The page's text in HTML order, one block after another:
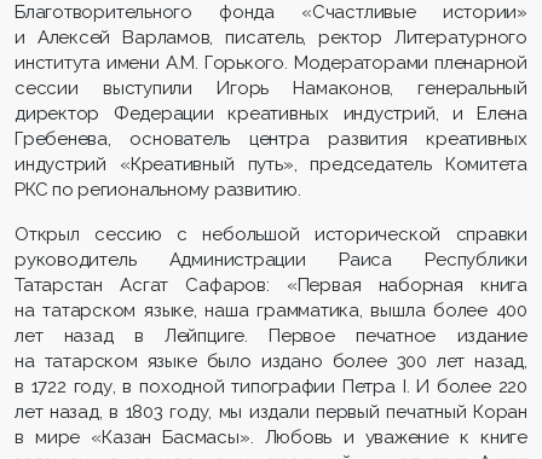
Благотворительного фонда «Счастливые истории»
и Алексей Варламов, писатель, ректор Литературного
института имени А.М. Горького. Модераторами пленарной
сессии выступили Игорь Намаконов, генеральный
директор Федерации креативных индустрий, и Елена
Гребенева, основатель центра развития креативных
индустрий «Креативный путь», председатель Комитета
РКС по региональному развитию.
Открыл сессию с небольшой исторической справки
руководитель Администрации Раиса Республики
Татарстан Асгат Сафаров: «Первая наборная книга
на татарском языке, наша грамматика, вышла более 400
лет назад в Лейпциге. Первое печатное издание
на татарском языке было издано более 300 лет назад,
в 1722 году, в походной типографии Петра I. И более 220
лет назад, в 1803 году, мы издали первый печатный Коран
в мире «Казан Басмасы». Любовь и уважение к книге